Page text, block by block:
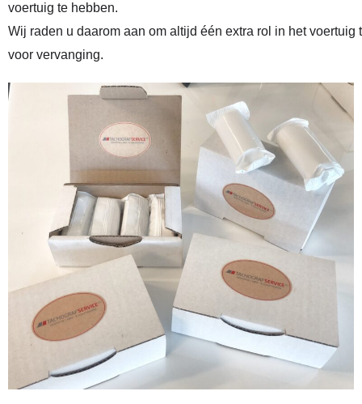
voertuig te hebben.
Wij raden u daarom aan om altijd één extra rol in het voertuig
voor vervanging.